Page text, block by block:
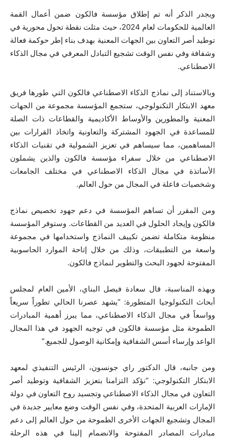
ويجدر الذكر أنه تم إطلاق مؤسسة فالكون ضمن أعمال القمة
العالمية للحكومات لعام 2024، حيث مثلت نقطة تحول محورية في
توطيد أصر التعاون بين الجهات المعنية بهدف بناء إطر حوكمة فعالة
وشفافة وفي نفس الوقت تشجيع التبادل المعرفي في مجال الذكاء
الاصطناعي.
وبالاستناد إلى نماذج الذكاء الاصطناعي فالكون التي طورها فريق
معهد الابتكار التكنولوجي، ستجمع المؤسسة مجموعة من الجهات
المعنية والمطورين والأوساط الأكاديمية والقطاعات ذات الصلة
للمساعدة في الجهود المشتركة والتعاونية واتخاذ القرارات بين
المساهمين، مما سيساهم في تعزيز الشمولية في تقنيات الذكاء
الاصطناعي من خلال سفراء مؤسسة فالكون والذين يشملون
الأساتذة في مجال الذكاء الاصطناعي في مختلف الجامعات
وشخصيات فاعلة في المجال من حول العالم.
ومن المقرر أن تساهم المؤسسة في دعم جهود تخصيص نماذج
فالكون وإيجاد الحلول في العديد من القطاعات. وستوفر المؤسسة
منظومة متكاملة تضمن تكييف النماذج واستخدامها في مجموعة
واسعة من التطبيقات، وذلك من خلال إتاحة الموارد الحاسوبية
المفتوحة لجهود البحث والتطوير لنماذج فالكون.
وبهذه المناسبة، قال سعادة فيصل البناي، الأمين العام لمجلس
أبحاث التكنولوجيا المتطورة: “يشهد عصرنا الحالي تطوراً سريعاً
وواسعاً في مجال الذكاء الاصطناعي، مما يبرز أهمية المبادرات
الطموحة مثل مؤسسة فالكون في توجيه الجهود في هذا المجال
الواعد وإرساء أسس الشفافية وإمكانية الوصول للجميع.”
ومن جانبه، قال الدكتور راي جونسون، الرئيس التنفيذي لمعهد
الابتكار التكنولوجي: “نؤكد التزامنا بتعزيز الشفافية وتوطيد أصر
التعاون في مجال الذكاء الاصطناعي وتجسيد روح التعاون في دولة
الإمارات العربية المتحدة، وفي نفس الوقت وضع معايير جديدة في
المجال وتشجيع الجهات الأخرى الطموحة من حول العالم إلى دعم
مبادرات المصادر المفتوحة والانضمام إلينا في هذه الرحلة